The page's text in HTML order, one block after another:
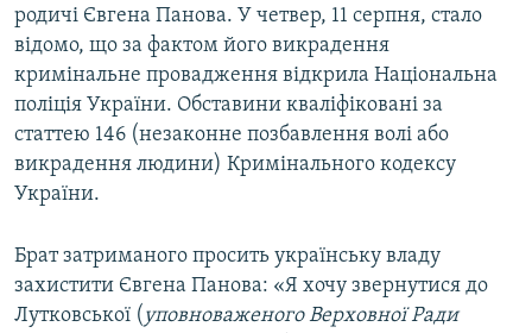
родичі Євгена Панова. У четвер, 11 серпня, стало
відомо, що за фактом його викрадення
кримінальне провадження відкрила Національна
поліція України. Обставини кваліфіковані за
статтею 146 (незаконне позбавлення волі або
викрадення людини) Кримінального кодексу
України.
Брат затриманого просить українську владу
захистити Євгена Панова: «Я хочу звернутися до
Лутковської ( уповноваженого Верховної Ради